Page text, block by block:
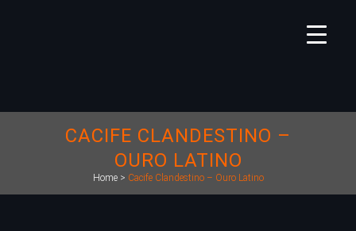
CACIFE CLANDESTINO –
OURO LATINO
Home> Cacife Clandestino – Ouro Latino